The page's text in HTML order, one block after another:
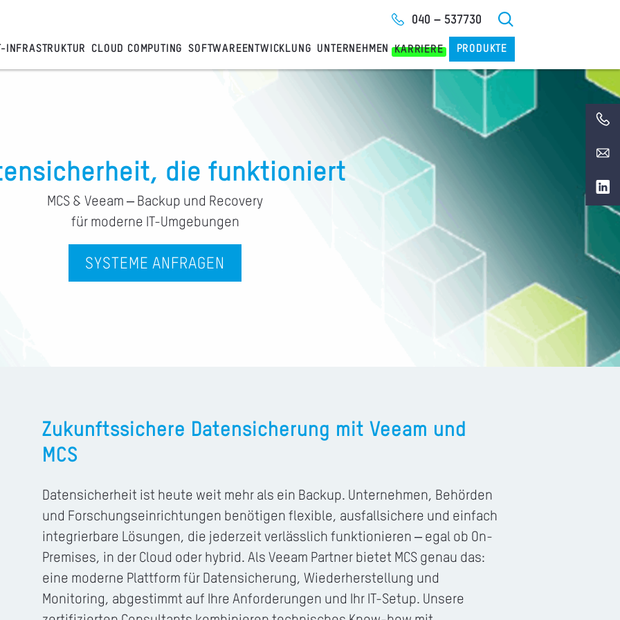
040 – 537730
INFRASTRUKTUR CLOUD COMPUTING SOFTWAREENTWICKLUNG UNTERNEHMEN KARRIERE PRODUKTE
die funktioniert
MCS & Veeam – Backup und Recovery
für moderne IT-Umgebungen
SYSTEME ANFRAGEN
Zukunftssichere Datensicherung mit Veeam und
MCS
Datensicherheit ist heute weit mehr als ein Backup. Unternehmen, Behörden
und Forschungseinrichtungen benötigen flexible, ausfallsichere und einfach
integrierbare Lösungen, die jederzeit verlässlich funktionieren – egal ob On-
Premises, in der Cloud oder hybrid. Als Veeam Partner bietet MCS genau das:
eine moderne Plattform für Datensicherung, Wiederherstellung und
Monitoring, abgestimmt auf Ihre Anforderungen und Ihr IT-Setup. Unsere